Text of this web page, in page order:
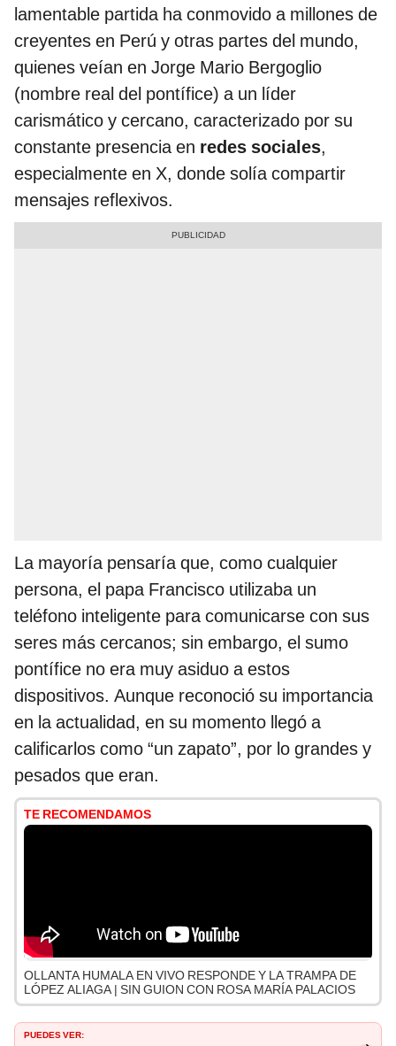
lamentable partida ha conmovido a millones de
creyentes en Perú y otras partes del mundo,
quienes veían en Jorge Mario Bergoglio
(nombre real del pontífice) a un líder
carismático y cercano, caracterizado por su
constante presencia en redes sociales,
especialmente en X, donde solía compartir
mensajes reflexivos.
La mayoría pensaría que, como cualquier
persona, el papa Francisco utilizaba un
teléfono inteligente para comunicarse con sus
seres más cercanos; sin embargo, el sumo
pontífice no era muy asiduo a estos
dispositivos. Aunque reconoció su importancia
en la actualidad, en su momento llegó a
calificarlos como “un zapato”, por lo grandes y
pesados que eran.
TE RECOMENDAMOS
OLLANTA HUMALA EN VIVO RESPONDE Y LA TRAMPA DE
LÓPEZ ALIAGA | SIN GUION CON ROSA MARÍA PALACIOS
PUEDES VER: